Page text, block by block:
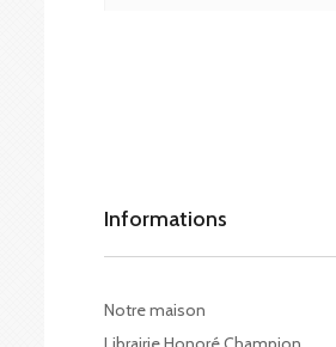
Informations
Notre maison